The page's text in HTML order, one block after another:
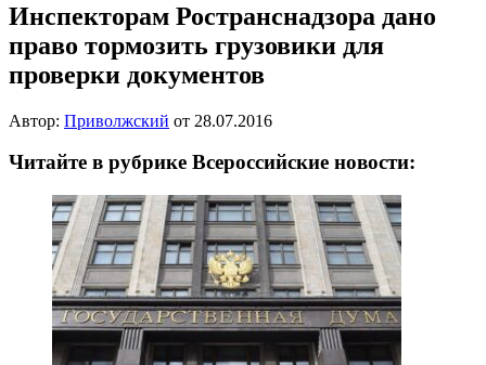
Инспекторам Ространснадзора дано
право тормозить грузовики для
проверки документов
Автор: Приволжский от 28.07.2016
Читайте в рубрике Всероссийские новости: